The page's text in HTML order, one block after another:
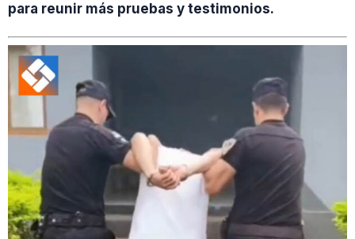
para reunir más pruebas y testimonios.